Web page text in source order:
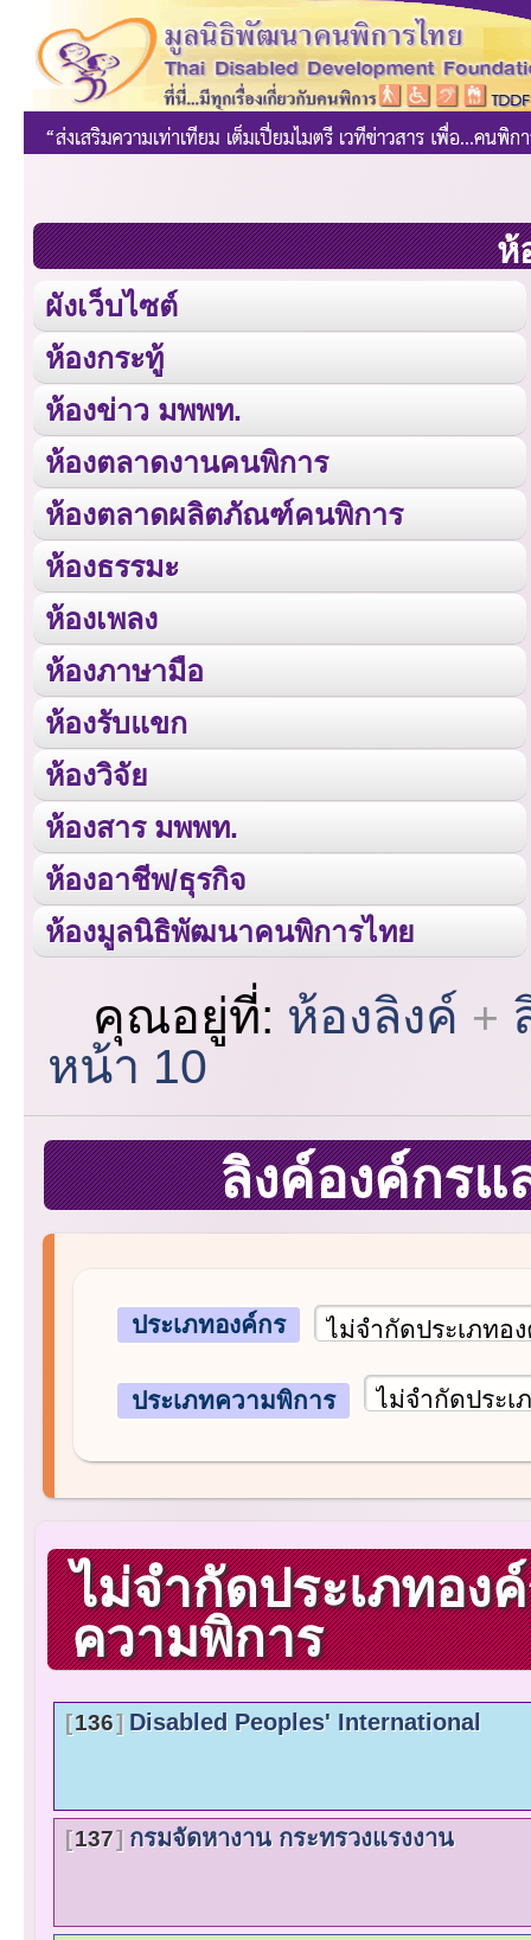
ห้
ผังเว็บไซต์
ห้องกระทู้
ห้องข่าว มพพท.
ห้องตลาดงานคนพิการ
ห้องตลาดผลิตภัณฑ์คนพิการ
ห้องธรรมะ
ห้องเพลง
ห้องภาษามือ
ห้องรับแขก
ห้องวิจัย
ห้องสาร มพพท.
ห้องอาชีพ/ธุรกิจ
ห้องมูลนิธิพัฒนาคนพิการไทย
คุณอยู่ที่: ห้องลิงค์
หน้า 10
ลิงค์องค์กร
ประเภทองค์กร
ประเภทความพิการ
ไม่จำกัดประเภทอง
ความพิการ
136 Disabled Peoples' International
137 กรมจัดหางาน กระทรวงแรงงาน